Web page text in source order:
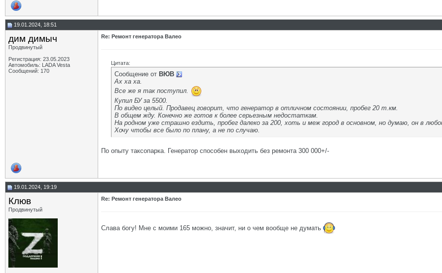
19.01.2024, 18:51
дим димыч
Продвинутый
Регистрация: 23.05.2023
Автомобиль: LADA Vesta
Сообщений: 170
Re: Ремонт генератора Валео
Цитата:
Сообщение от ВЮВ
Ах ха ха.
Все же я так поступил.
Купил БУ за 5500.
По видео целый. Продавец говорит, что генератор в отличном состоянии, пробег 20 т.км.
В общем жду. Конечно же готов к более серьезным недостаткам.
На родном уже страшно ездить, пробег далеко за 200, хоть и меж город в основном, но думаю, он в
Хочу чтобы все было по плану, а не по случаю.
По опыту таксопарка. Генератор способен выходить без ремонта 300 000+/-
19.01.2024, 19:19
Клюв
Продвинутый
Re: Ремонт генератора Валео
Слава богу! Мне с моими 165 можно, значит, ни о чем вообще не думать